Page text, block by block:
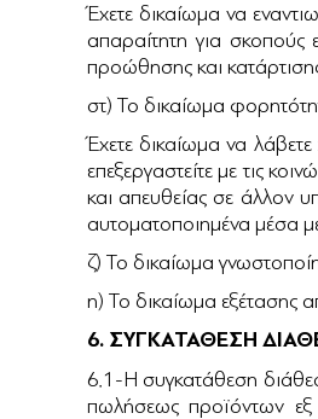
Έχετε δικαίωμα να
απαραίτητη για
προώθησης και
στ) Το δικαίωμα
Έχετε δικαίωμα να
επεξεργαστείτε με τις
και απευθείας σε άλλον
αυτοματοποιημένα μέσα
ζ) Το δικαίωμα
η) Το δικαίωμα
6. ΣΥΓΚΑΤΑΘΕΣΗ
6.1-Η συγκατάθεση
πωλήσεως προϊόντων